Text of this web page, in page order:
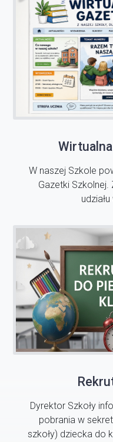
W naszej Szkole
Gazetki
Dyrektor Szkoły
pobrania w
szkoły) dziecka do